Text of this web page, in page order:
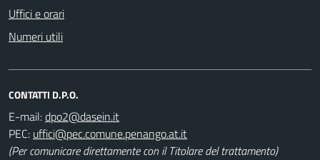
Uffici e orari
Numeri utili
CONTATTI D.P.O.
E-mail:
PEC:
(Per comunicare direttamente con il Titolare del trattamento)